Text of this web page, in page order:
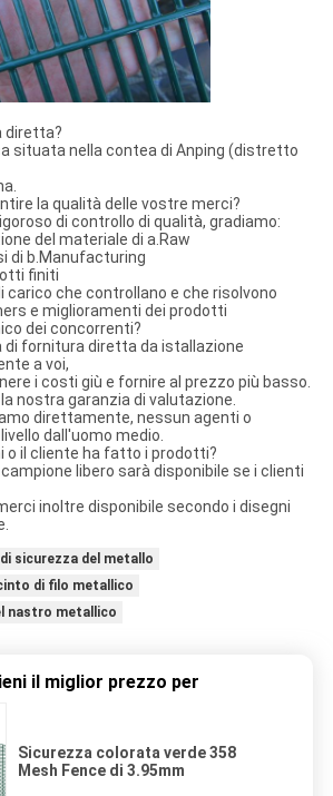
diretta?
situata nella contea di Anping (distretto
la qualità delle vostre merci?
di controllo di qualità, gradiamo:
del materiale di a.Raw
di b.Manufacturing
finiti
carico che controllano e che risolvono
e miglioramenti dei prodotti
dei concorrenti?
di fornitura diretta da istallazione
a voi,
i costi giù e fornire al prezzo più basso.
nostra garanzia di valutazione.
direttamente, nessun agenti o
dall'uomo medio.
o il cliente ha fatto i prodotti?
libero sarà disponibile se i clienti
inoltre disponibile secondo i disegni
sicurezza del metallo
di filo metallico
nastro metallico
il miglior prezzo per
Sicurezza colorata verde 358
Mesh Fence di 3.95mm